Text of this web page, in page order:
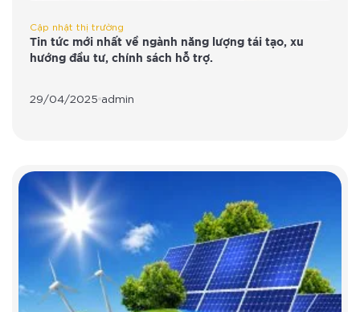
Cập nhật thị trường
Tin tức mới nhất về ngành năng lượng tái tạo, xu
hướng đầu tư, chính sách hỗ trợ.
29/04/2025 admin